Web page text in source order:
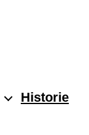
Historie